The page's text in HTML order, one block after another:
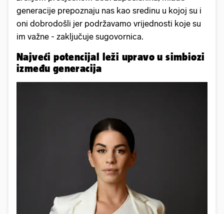
generacije prepoznaju nas kao sredinu u kojoj su i
oni dobrodošli jer podržavamo vrijednosti koje su
im važne - zaključuje sugovornica.
Najveći potencijal leži upravo u simbiozi
između generacija